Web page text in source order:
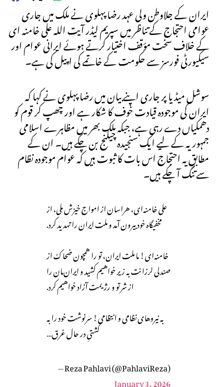
ایران کے جلاوطن ولی عہد رضا پہلوی نے ملک میں جاری
عوامی احتجاج کے تناظر میں سپریم لیڈر آیت اللہ علی خامنہ ای
کے خلاف سخت مؤقف اختیار کرتے ہوئے ایرانی عوام اور
سیکیورٹی فورسز سے حکومت کے خاتمے کی اپیل کی ہے۔
سوشل میڈیا پر جاری اپنے بیان میں رضا پہلوی نے کہا کہ
ایران کی موجودہ قیادت خوف کا شکار ہے اور چھپ کر قوم کو
دھمکیاں دے رہی ہے، جبکہ ملک بھر میں مظاہرے اسلامی
جمہوریہ کے لیے ایک سنجیدہ چیلنج بن چکے ہیں۔ ان کے
مطابق یہ احتجاج اس بات کا ثبوت ہیں کہ عوام موجودہ نظام
سے تنگ آ چکے ہیں۔
علی خامنه‌ای، هراسان از امواج خیزش ملی، از
مخفیگاه خود بیرون آمد و ملت ایران را تهدید کرد.
خامنه‌ای! ما ملت ایران، تو را همچون ضحاک از
صندلی لرزانت به زیر خواهیم کشید و ایران‌مان را
از شر تو و رژیمت آزاد خواهیم کرد.
به نیروهای نظامی و انتظامی! سرنوشت خود را به
کشتیِ در حال غرق…
— Reza Pahlavi (@PahlaviReza)
January 3, 2026